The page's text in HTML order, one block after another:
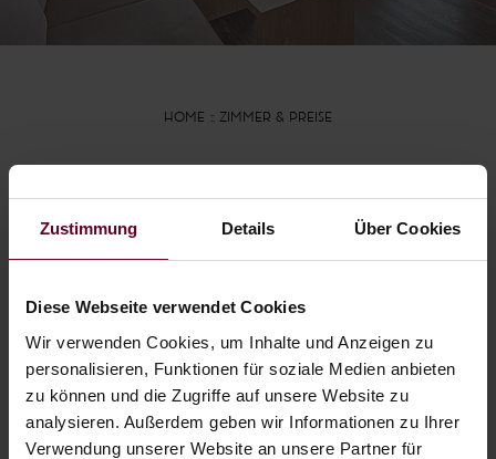
Zustimmung Details Über Cookies
Diese Webseite verwendet Cookies
Wir verwenden Cookies, um Inhalte und Anzeigen zu
personalisieren, Funktionen für soziale Medien anbieten
zu können und die Zugriffe auf unsere Website zu
analysieren. Außerdem geben wir Informationen zu Ihrer
Verwendung unserer Website an unsere Partner für
HOME ZIMMER & PREISE
Unverbindlich
anfragen
URLAUB IM HOTEL FISCHER AM
SEE
Wir freuen uns, Ihnen Ihr individuelles
Urlaubsangebot unterbreiten zu dürfen. Sie